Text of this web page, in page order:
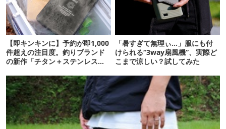
【即キンキンに】予約が即1,000
件超えの注目度。釣りブランド
の新作「チタン＋ステンレスの
「暑すぎて無理ぃ…」服にも付
けられる“3way扇風機”、実際ど
こまで涼しい？試してみた